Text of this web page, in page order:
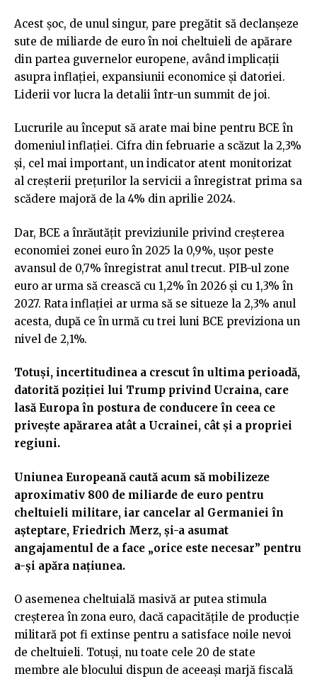
Acest șoc, de unul singur, pare pregătit să declanșeze
sute de miliarde de euro în noi cheltuieli de apărare
din partea guvernelor europene, având implicații
asupra inflației, expansiunii economice și datoriei.
Liderii vor lucra la detalii într-un summit de joi.
Lucrurile au început să arate mai bine pentru BCE în
domeniul inflației. Cifra din februarie a scăzut la 2,3%
și, cel mai important, un indicator atent monitorizat
al creșterii prețurilor la servicii a înregistrat prima sa
scădere majoră de la 4% din aprilie 2024.
Dar, BCE a înrăutățit previziunile privind creșterea
economiei zonei euro în 2025 la 0,9%, ușor peste
avansul de 0,7% înregistrat anul trecut. PIB-ul zone
euro ar urma să crească cu 1,2% în 2026 și cu 1,3% în
2027. Rata inflației ar urma să se situeze la 2,3% anul
acesta, după ce în urmă cu trei luni BCE previziona un
nivel de 2,1%.
Totuși, incertitudinea a crescut în ultima perioadă,
datorită poziției lui Trump privind Ucraina, care
lasă Europa în postura de conducere în ceea ce
privește apărarea atât a Ucrainei, cât și a propriei
regiuni.
Uniunea Europeană caută acum să mobilizeze
aproximativ 800 de miliarde de euro pentru
cheltuieli militare, iar cancelar al Germaniei în
așteptare, Friedrich Merz, și-a asumat
angajamentul de a face „orice este necesar” pentru
a-și apăra națiunea.
O asemenea cheltuială masivă ar putea stimula
creșterea în zona euro, dacă capacitățile de producție
militară pot fi extinse pentru a satisface noile nevoi
de cheltuieli. Totuși, nu toate cele 20 de state
membre ale blocului dispun de aceeași marjă fiscală